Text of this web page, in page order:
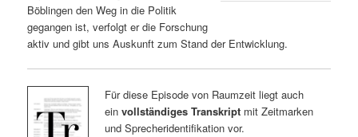
Böblingen den Weg in die Politik
gegangen ist, verfolgt er die Forschung
aktiv und gibt uns Auskunft zum Stand der Entwicklung.
Für diese Episode von Raumzeit liegt auch
ein vollständiges Transkriptmit Zeitmarken
und Sprecheridentifikation vor.